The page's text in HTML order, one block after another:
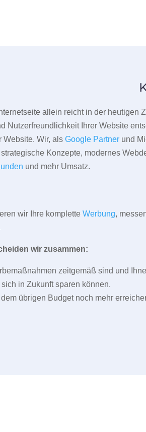
allein reicht in der heutigen
Nutzerfreundlichkeit Ihrer Website
Website. Wir, alsGoogle Partner und
Konzepte, modernes
und mehr Umsatz.
wir Ihre kompletteWerbung,
wir zusammen:
zeitgemäß sind und
in Zukunft sparen können.
übrigen Budget noch mehr